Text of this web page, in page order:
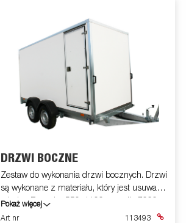
DRZWI BOCZNE
Zestaw do wykonania drzwi bocznych. Drzwi
są wykonane z materiału, który jest usuwany
z boku. Rozmiar 550x1100 mm dla 7000,
płyta CD o wysokości 1500 mm.
Pokaż więcej
Art nr
113493